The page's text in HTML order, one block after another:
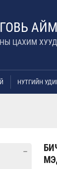
ЦАХИМ
НУТГИЙН